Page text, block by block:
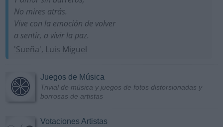
No mires atrás.
Vive con la emoción de volver
a sentir, a vivir la paz.
'Sueña', Luis Miguel
Juegos de Música
Trivial de música y juegos de fotos distorsionadas y
borrosas de artistas
Votaciones Artistas